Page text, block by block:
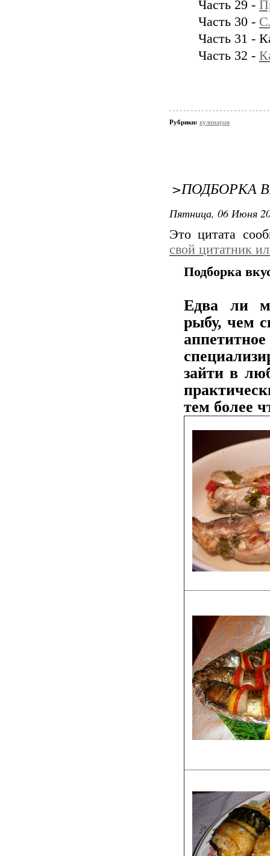
Часть 29 -
Часть 30 -
Часть 31 -
Часть 32 -
Рубрики: кулинария
>ПОДБОРКА
Пятница, 06 Июня
Это цитата
свой цитатник
Подборка
Едва ли
рыбу, чем
зайти в
тем более